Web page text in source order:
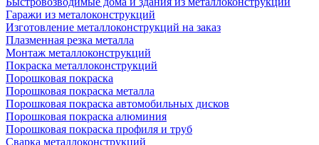
Гаражи из металоконструкций
Изготовление металлоконструкций на заказ
Плазменная резка металла
Монтаж металлоконструкций
Покраска металлоконструкций
Порошковая покраска
Порошковая покраска металла
Порошковая покраска автомобильных дисков
Порошковая покраска алюминия
Порошковая покраска профиля и труб
Сварка металлоконструкций